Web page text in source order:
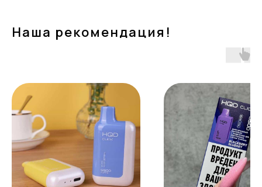
Наша рекомендация!